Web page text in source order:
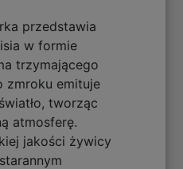
przedstawia
w formie
trzymającego
zmroku emituje
tworząc
atmosferę.
jakości żywicy